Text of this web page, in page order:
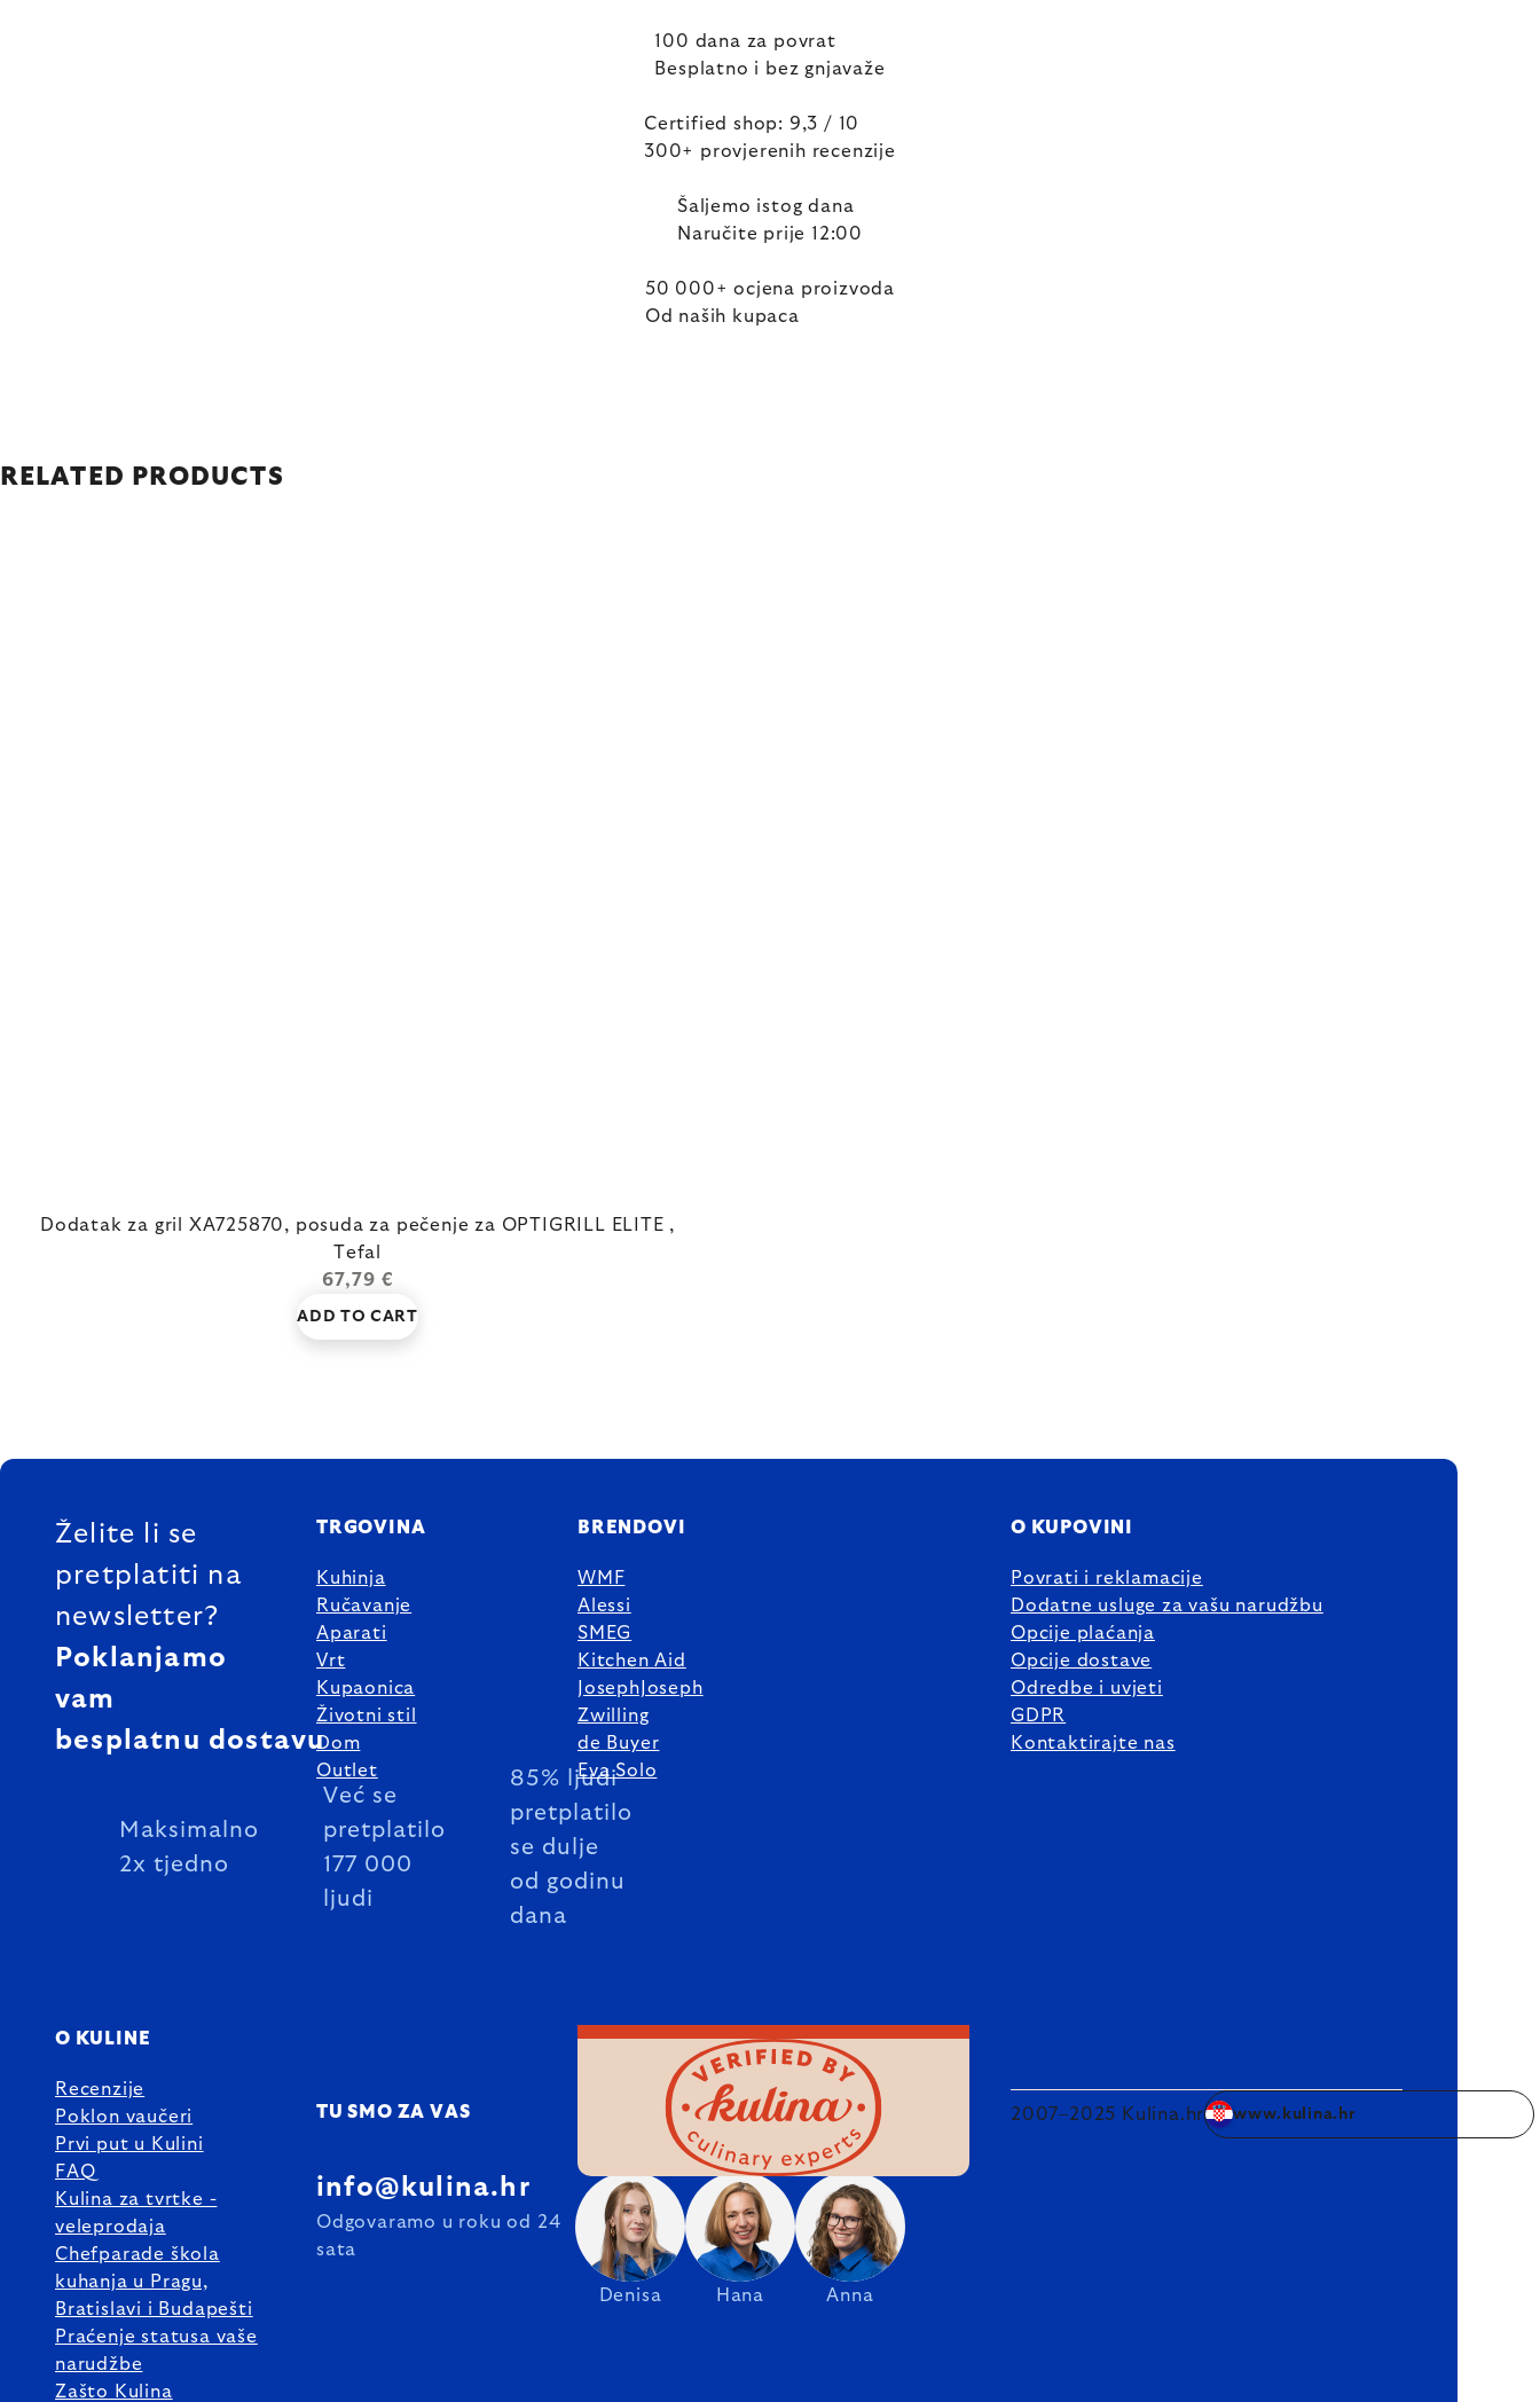
100 dana za povrat
Besplatno i bez gnjavaže
Certified shop: 9,3 / 10
300+ provjerenih recenzije
Šaljemo istog dana
Naručite prije 12:00
50 000+ ocjena proizvoda
Od naših kupaca
RELATED PRODUCTS
Dodatak za gril XA725870, posuda za pečenje za OPTIGRILL ELITE ,
Tefal
67,79 €
ADD TO CART
FOOTER
Želite li se
pretplatiti na
newsletter?
Poklanjamo
vam
besplatnu dostavu
Maksimalno
2x tjedno
Već se
pretplatilo
177 000
ljudi
85% ljudi
pretplatilo
se dulje
od godinu
dana
TRGOVINA
Kuhinja
Ručavanje
Aparati
Vrt
Kupaonica
Životni stil
Dom
Outlet
BRENDOVI
WMF
Alessi
SMEG
Kitchen Aid
JosephJoseph
Zwilling
de Buyer
Eva Solo
O KUPOVINI
Povrati i reklamacije
Dodatne usluge za vašu narudžbu
Opcije plaćanja
Opcije dostave
Odredbe i uvjeti
GDPR
Kontaktirajte nas
O KULINE
Recenzije
Poklon vaučeri
Prvi put u Kulini
FAQ
Kulina za tvrtke -
veleprodaja
Chefparade škola
kuhanja u Pragu,
Bratislavi i Budapešti
Praćenje statusa vaše
narudžbe
Zašto Kulina
TU SMO ZA VAS
Denisa Hana Anna
info@kulina.hr
Odgovaramo u roku od 24
sata
2007–2025 Kulina.hr www.kulina.hr